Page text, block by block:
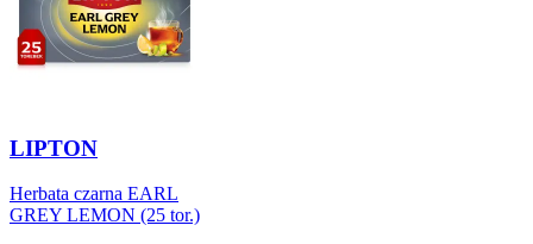
LIPTON
Herbata czarna EARL
GREY LEMON (25 tor.)